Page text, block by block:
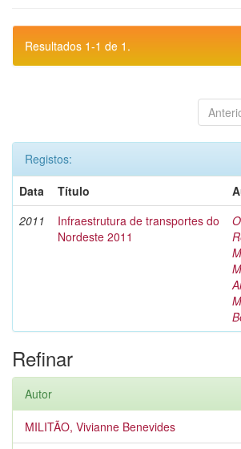
Resultados 1-1 de 1.
Registos:
Data
Título
2011
Infraestrutura de transportes do
Nordeste 2011
Refinar
Autor
MILITÃO, Vivianne Benevides